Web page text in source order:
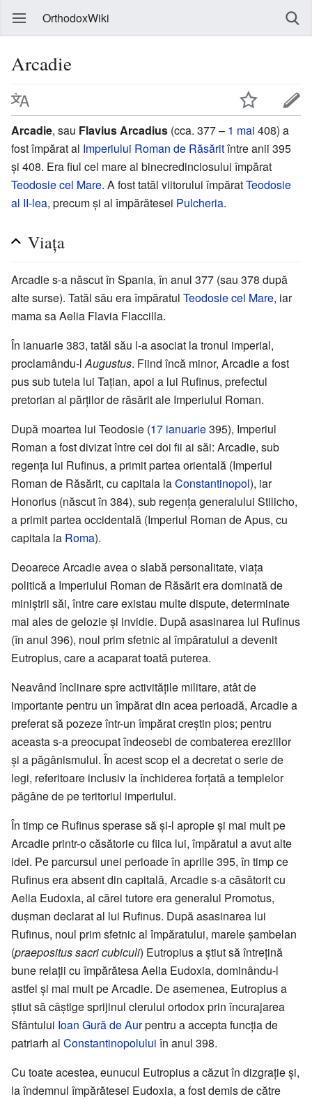
OrthodoxWiki
Arcadie
Arcadie, sau Flavius Arcadius (cca. 377 – 1 mai 408) a
fost împărat al Imperiului Roman de Răsăritîntre anii 395
și 408. Era fiul cel mare al binecredinciosului împărat
Teodosie cel Mare. A fost tatăl viitorului împăratTeodosie
al II-lea, precum și al împărătesei Pulcheria.
Viața
Arcadie s-a născut în Spania, în anul 377 (sau 378 după
alte surse). Tatăl său era împăratul Teodosie cel Mare, iar
mama sa Aelia Flavia Flaccilla.
În ianuarie 383, tatăl său l-a asociat la tronul imperial,
proclamându-l Augustus. Fiind încă minor, Arcadie a fost
pus sub tutela lui Tațian, apoi a lui Rufinus, prefectul
pretorian al părților de răsărit ale Imperiului Roman.
După moartea lui Teodosie (17 ianuarie395), Imperiul
Roman a fost divizat între cei doi fii ai săi: Arcadie, sub
regența lui Rufinus, a primit partea orientală (Imperiul
Roman de Răsărit, cu capitala laConstantinopol), iar
Honorius (născut în 384), sub regența generalului Stilicho,
a primit partea occidentală (Imperiul Roman de Apus, cu
capitala la Roma).
Deoarece Arcadie avea o slabă personalitate, viața
politică a Imperiului Roman de Răsărit era dominată de
miniștrii săi, între care existau multe dispute, determinate
mai ales de gelozie și invidie. După asasinarea lui Rufinus
(în anul 396), noul prim sfetnic al împăratului a devenit
Eutropius, care a acaparat toată puterea.
Neavând înclinare spre activitățile militare, atât de
importante pentru un împărat din acea perioadă, Arcadie a
preferat să pozeze într-un împărat creștin pios; pentru
aceasta s-a preocupat îndeosebi de combaterea ereziilor
și a păgânismului. În acest scop el a decretat o serie de
legi, referitoare inclusiv la închiderea forțată a templelor
păgâne de pe teritoriul imperiului.
În timp ce Rufinus sperase să și-l apropie și mai mult pe
Arcadie printr-o căsătorie cu fiica lui, împăratul a avut alte
idei. Pe parcursul unei perioade în aprilie 395, în timp ce
Rufinus era absent din capitală, Arcadie s-a căsătorit cu
Aelia Eudoxia, al cărei tutore era generalul Promotus,
dușman declarat al lui Rufinus. După asasinarea lui
Rufinus, noul prim sfetnic al împăratului, marele șambelan
(praepositus sacri cubiculi) Eutropius a știut să întrețină
bune relații cu împărătesa Aelia Eudoxia, dominându-l
astfel și mai mult pe Arcadie. De asemenea, Eutropius a
știut să câștige sprijinul clerului ortodox prin încurajarea
Sfântului Ioan Gură de Aurpentru a accepta funcția de
patriarh al Constantinopolului în anul 398.
Cu toate acestea, eunucul Eutropius a căzut în dizgrație și,
la îndemnul împărătesei Eudoxia, a fost demis de către